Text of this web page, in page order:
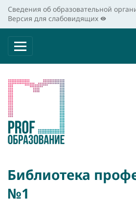
Сведения об образовательной
Версия для слабовидящих
Библиотека
№1